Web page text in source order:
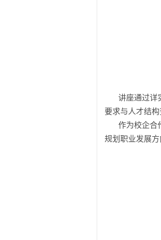
讲座通过详
要求与人才结构
作为校企合
规划职业发展方